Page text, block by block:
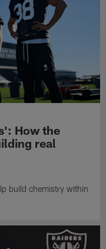
How the
real
build chemistry within